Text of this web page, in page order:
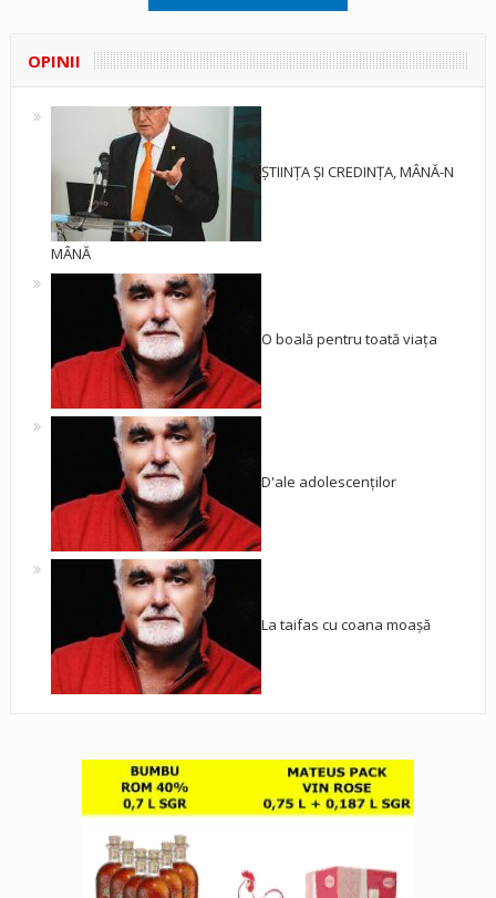
OPINII
ȘTIINȚA ȘI CREDINȚA, MÂNĂ-N
MÂNĂ
O boală pentru toată viața
D'ale adolescenților
La taifas cu coana moașă